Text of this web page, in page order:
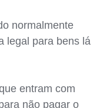
normalmente
legal para bens lá
entram com
não pagar o